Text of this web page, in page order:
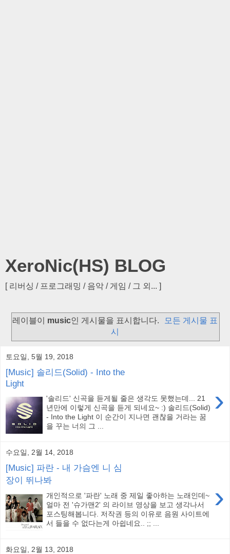
XeroNic(HS) BLOG
[ 리버싱 / 프로그래밍 / 음악 / 게임 / 그 외... ]
레이블이 music인 게시물을 표시합니다.
모든 게시물 표
시
토요일, 5월 19, 2018
[Music] 솔리드(Solid) - Into the
Light
›
'솔리드' 신곡을 듣게될 줄은 생각도 못했는데... 21
년만에 이렇게 신곡을 듣게 되네요~ :) 솔리드(Solid)
- Into the Light 이 순간이 지나면 괜찮을 거라는 꿈
을 꾸는 너의 그 ...
수요일, 2월 14, 2018
[Music] 파란 - 내 가슴엔 니 심
장이 뛰나봐
›
개인적으로 '파란' 노래 중 제일 좋아하는 노래인데~
얼마 전 '슈가맨2' 의 라이브 영상을 보고 생각나서
포스팅해봅니다. 저작권 등의 이유로 음원 사이트에
서 들을 수 없다는게 아쉽네요.. ;; ...
화요일, 2월 13, 2018